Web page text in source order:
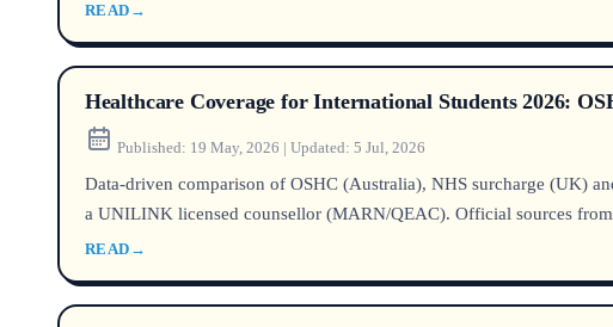
READ →
Healthcare Coverage for International Students 2026:
Published: 19 May, 2026 | Updated: 5 Jul, 2026
Data-driven comparison of OSHC (Australia), NHS surcharge (UK)
a UNILINK licensed counsellor (MARN/QEAC). Official sources
READ →